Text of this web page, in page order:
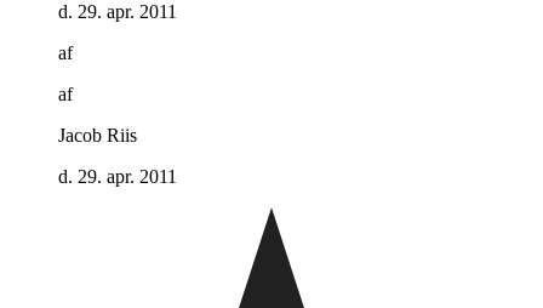
d. 29. apr. 2011
af
af
Jacob Riis
d. 29. apr. 2011